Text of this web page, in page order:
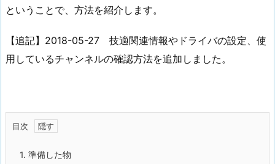
ということで、方法を紹介します。
【追記】2018-05-27 技適関連情報やドライバの設定、使
用しているチャンネルの確認方法を追加しました。
目次
1. 準備した物